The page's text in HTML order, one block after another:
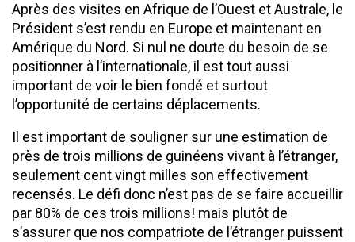
Après des visites en Afrique de l’Ouest et Australe, le
Président s’est rendu en Europe et maintenant en
Amérique du Nord. Si nul ne doute du besoin de se
positionner à l’internationale, il est tout aussi
important de voir le bien fondé et surtout
l’opportunité de certains déplacements.
Il est important de souligner sur une estimation de
près de trois millions de guinéens vivant à l’étranger,
seulement cent vingt milles son effectivement
recensés. Le défi donc n’est pas de se faire accueillir
par 80% de ces trois millions! mais plutôt de
s’assurer que nos compatriote de l’étranger puissent